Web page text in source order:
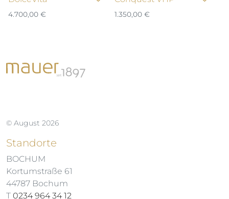
4.700,00 € 1.350,00 €
© August 2026
Standorte
BOCHUM
Kortumstraße 61
44787 Bochum
T 0234 964 34 12